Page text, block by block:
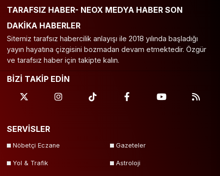
TARAFSIZ HABER- NEOX MEDYA HABER SON
DAKİKA HABERLER
Sitemiz tarafsız habercilik anlayışı ile 2018 yılında başladığı
yayın hayatına çizgisini bozmadan devam etmektedir. Özgür
ve tarafsız haber için takipte kalın.
BİZİ TAKİP EDİN
SERVİSLER
Nöbetçi Eczane Gazeteler
Yol & Trafik Astroloji